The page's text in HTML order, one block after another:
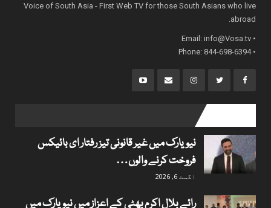
Voice of South Asia - First Web TV for those South Asians who live
abroad.
• Email:
info@Vosa.tv
• Phone: 844-698-6394
نیویارک میں غیر قانونی تیز رفتار ای بائیکس
فروخت کرنے والوں…
اگست 6, 2026
رائے بلال اکرم بھٹی کے اعزاز میں نیویارک میں